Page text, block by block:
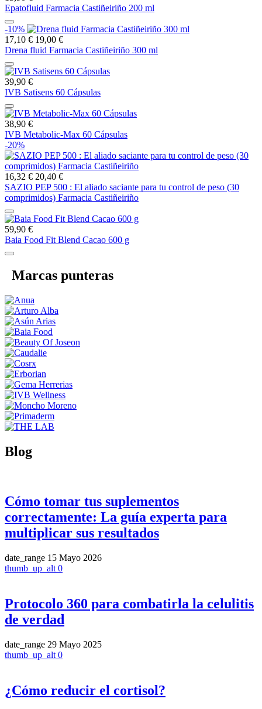
Epatofluid Farmacia Castiñeiriño 200 ml
-10%
17,10 € 19,00 €
Drena fluid Farmacia Castiñeiriño 300 ml
39,90 €
IVB Satisens 60 Cápsulas
38,90 €
IVB Metabolic-Max 60 Cápsulas
-20%
16,32 € 20,40 €
SAZIO PEP 500 : El aliado saciante para tu control de peso (30
comprimidos) Farmacia Castiñeiriño
59,90 €
Baia Food Fit Blend Cacao 600 g
Marcas punteras
Blog
Cómo tomar tus suplementos
correctamente: La guía experta para
multiplicar sus resultados
date_range 15 Mayo 2026
thumb_up_alt 0
Protocolo 360 para combatirla la celulitis
de verdad
date_range 29 Mayo 2025
thumb_up_alt 0
¿Cómo reducir el cortisol?